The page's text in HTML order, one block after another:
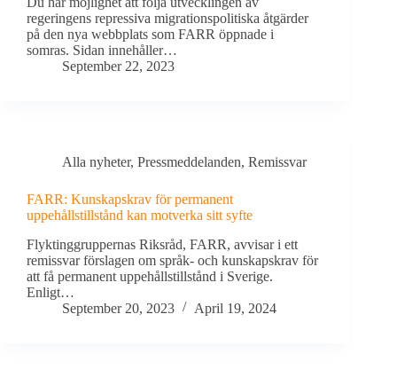
regeringens repressiva migrationspolitiska åtgärder
på den nya webbplats som FARR öppnade i
somras. Sidan innehåller…
September 22, 2023
Alla nyheter, Pressmeddelanden, Remissvar
FARR: Kunskapskrav för permanent
uppehållstillstånd kan motverka sitt syfte
Flyktinggruppernas Riksråd, FARR, avvisar i ett
remissvar förslagen om språk- och kunskapskrav för
att få permanent uppehållstillstånd i Sverige.
Enligt…
September 20, 2023
April 19, 2024